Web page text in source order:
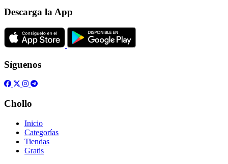
Descarga la App
Síguenos
Chollo
Inicio
Categorías
Tiendas
Gratis